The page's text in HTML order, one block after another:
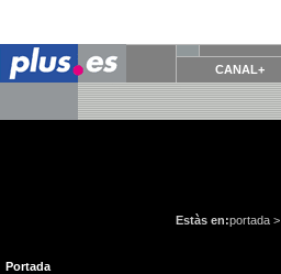
CANAL+
Portada
Estàs en:portada >